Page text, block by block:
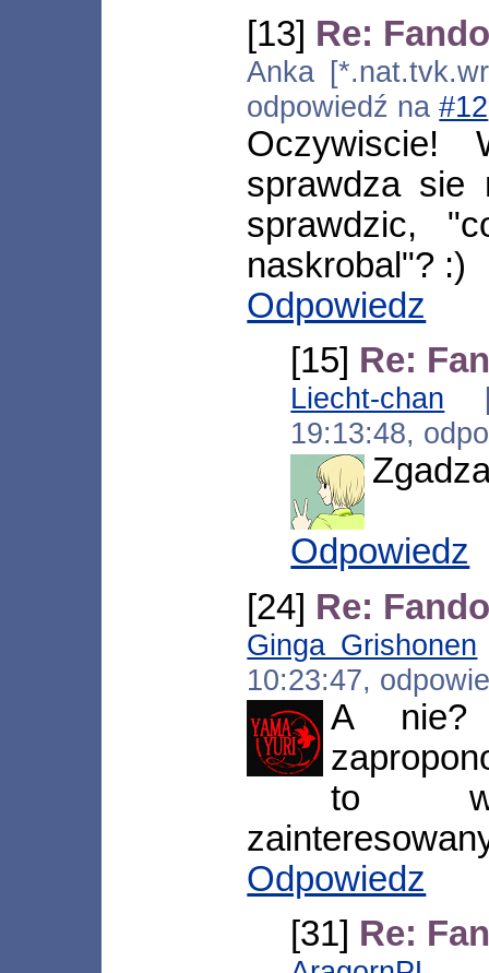
[13] Re:
Anka
odpowiedź na#12
sprawdza sie
sprawdzic,
naskrobal"? :)
Odpowiedz
[15] Re:
Liecht-chan
19:13:48,
Odpowiedz
[24] Re:
Ginga Grishonen
10:23:47,
A nie?
to
Odpowiedz
[31] Re: